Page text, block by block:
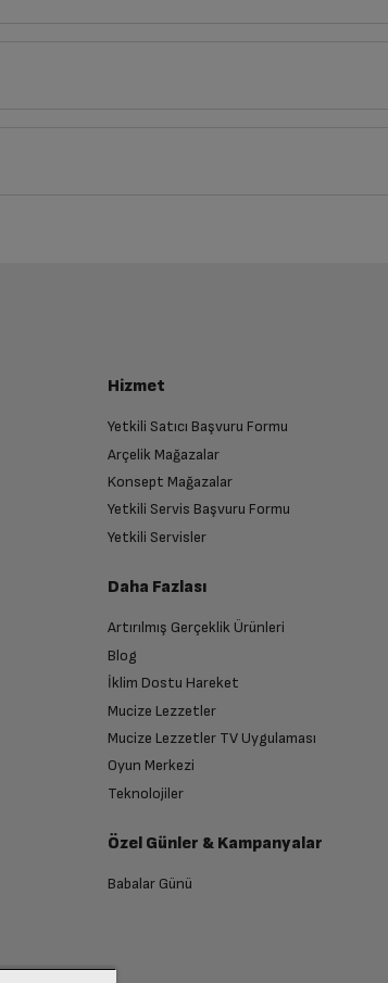
Hizmet
Yetkili Satıcı Başvuru Formu
Arçelik Mağazalar
Konsept Mağazalar
Yetkili Servis Başvuru Formu
Yetkili Servisler
Daha Fazlası
Artırılmış Gerçeklik Ürünleri
Blog
İklim Dostu Hareket
Mucize Lezzetler
Mucize Lezzetler TV Uygulaması
Oyun Merkezi
Teknolojiler
Özel Günler & Kampanyalar
Babalar Günü